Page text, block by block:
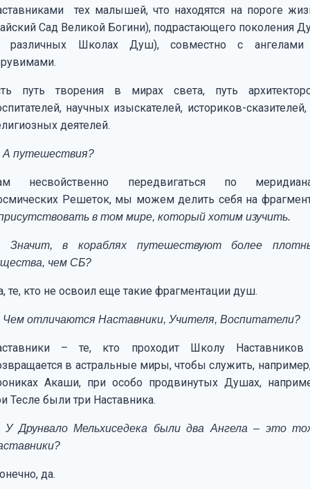
тех малышей, что находятся на пороге
Сад Великой Богини), подрастающего поколения
различных Школах Душ), совместно с
путь творения в мирах света, путь
научных изыскателей, историков-
деятелей.
путешествия?
несвойственно передвигаться по
Решеток, мы можем делить себя на
в том мире, который хотим изучить.
в кораблях путешествуют более
чем СБ?
те, кто не освоил еще такие фрагментации душ.
отличаются Наставники, Учителя, Воспитатели?
– те, кто проходит Школу
в астральные миры, чтобы служить,
Акаши, при особо продвинутых Душах,
Тесле были три Наставника.
Друнвало Мельхиседека были два Ангела – это
да.